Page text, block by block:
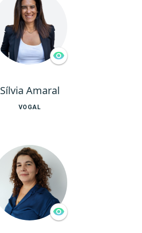
Sílvia Amaral
VOGAL